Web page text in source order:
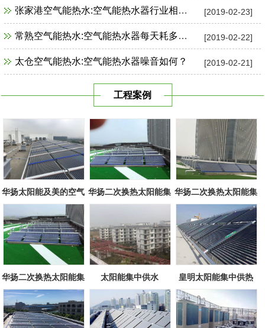
[2019-02-23]
张家港空气能热水:空气能热水器行业相关政策一览
[2019-02-22]
常熟空气能热水:空气能热水器每天耗多少电？
[2019-02-21]
太仓空气能热水:空气能热水器噪音如何？
工程案例
华扬太阳能及美的空气 华扬二次换热太阳能集 华扬二次换热太阳能集
中系统
华扬二次换热太阳能集
中系统
太阳能集中供水 皇明太阳能集中供热